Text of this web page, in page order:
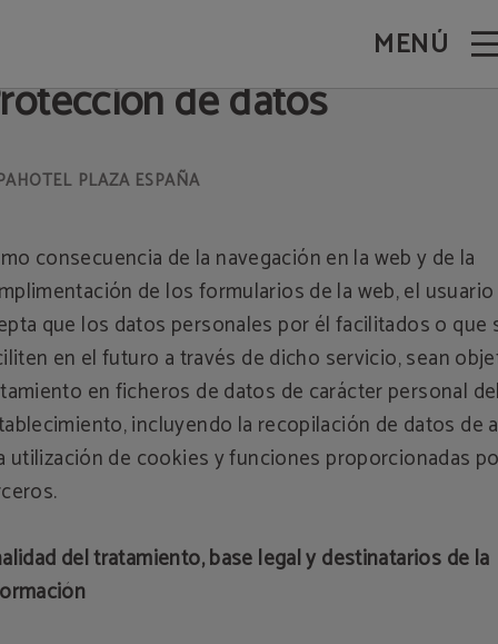
MENÚ
de datos
consecuencia de la navegación en la web y de la
de los formularios de la web, el usuario
que los datos personales por él facilitados o que
en el futuro a través de dicho servicio, sean
en ficheros de datos de carácter personal del
incluyendo la recopilación de datos de
utilización de cookies y funciones proporcionadas
del tratamiento, base legal y destinatarios de la